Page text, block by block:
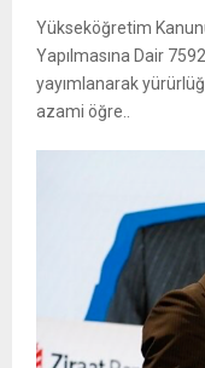
Yükseköğretim
Yapılmasına Dair
yayımlanarak
azami öğre..